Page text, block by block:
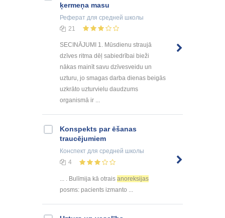
ķermeņa masu
Реферат для средней школы
21
SECINĀJUMI 1. Mūsdienu straujā
dzīves ritma dēļ sabiedrībai bieži
nākas mainīt savu dzīvesveidu un
uzturu, jo smagas darba dienas beigās
uzkrāto uzturvielu daudzums
organismā ir ...
Konspekts par ēšanas
traucējumiem
Конспект для средней школы
4
... . Bulīmija kā otrais anoreksijas
posms: pacients izmanto ...